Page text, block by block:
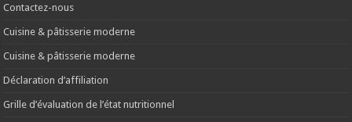
Contactez-nous
Cuisine & pâtisserie moderne
Cuisine & pâtisserie moderne
Déclaration d’affiliation
Grille d’évaluation de l’état nutritionnel